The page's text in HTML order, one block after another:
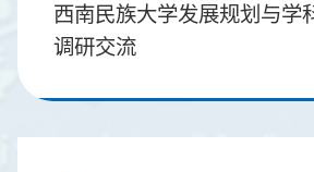
西南民族大学发展规划与学
调研交流